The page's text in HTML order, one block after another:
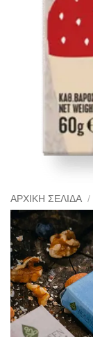
ΑΡΧΙΚΉ ΣΕΛΊΔΑ /